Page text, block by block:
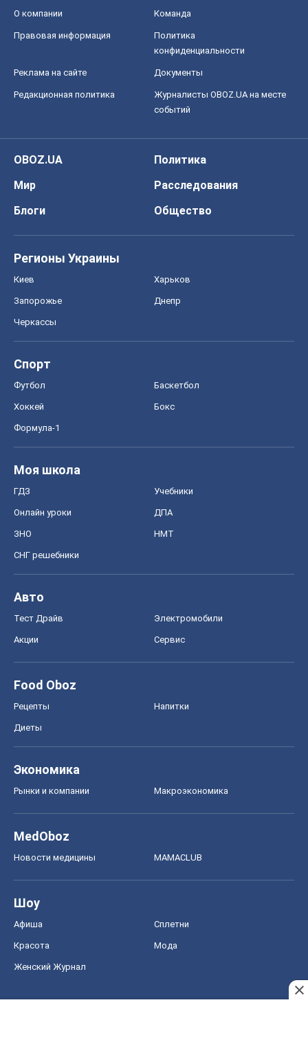
О компании Команда
Правовая информация
Политика
конфиденциальности
Реклама на сайте Документы
Редакционная политика
Журналисты OBOZ.UA на месте
событий
OBOZ.UA
Политика
Мир
Расследования
Блоги
Общество
Регионы Украины
Киев Харьков
Запорожье Днепр
Черкассы
Спорт
Футбол Баскетбол
Хоккей Бокс
Формула-1
Моя школа
ГДЗ Учебники
Онлайн уроки ДПА
ЗНО НМТ
СНГ решебники
Авто
Тест Драйв Электромобили
Акции Сервис
Food Oboz
Рецепты Напитки
Диеты
Экономика
Рынки и компании Mакроэкономика
MedOboz
Новости медицины MAMACLUB
Шоу
Афиша Сплетни
Красота Мода
Женский Журнал